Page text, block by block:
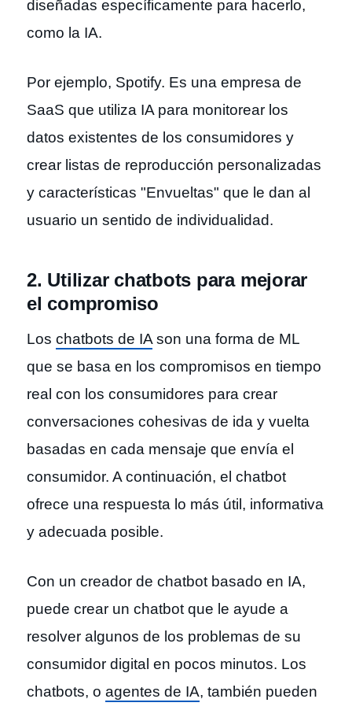
diseñadas específicamente para hacerlo,
como la IA.
Por ejemplo, Spotify. Es una empresa de
SaaS que utiliza IA para monitorear los
datos existentes de los consumidores y
crear listas de reproducción personalizadas
y características "Envueltas" que le dan al
usuario un sentido de individualidad.
2. Utilizar chatbots para mejorar
el compromiso
Los chatbots de IA son una forma de ML
que se basa en los compromisos en tiempo
real con los consumidores para crear
conversaciones cohesivas de ida y vuelta
basadas en cada mensaje que envía el
consumidor. A continuación, el chatbot
ofrece una respuesta lo más útil, informativa
y adecuada posible.
Con un creador de chatbot basado en IA,
puede crear un chatbot que le ayude a
resolver algunos de los problemas de su
consumidor digital en pocos minutos. Los
chatbots, o agentes de IA, también pueden